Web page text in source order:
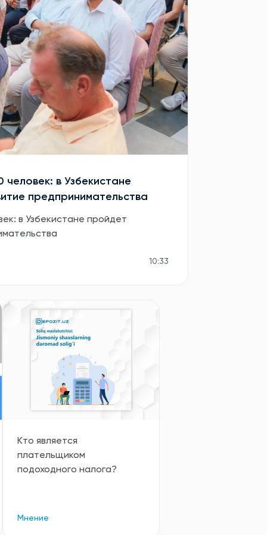
в Узбекистане
предпринимательства
в Узбекистане пройдет
10:33
Кто является
плательщиком
подоходного налога?
Мнение